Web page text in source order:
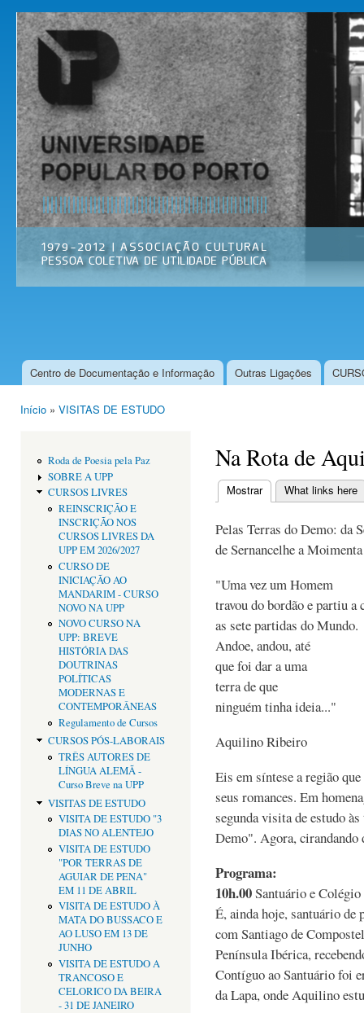
Universidade
Popular do
Porto
Associação
Cultural
Menu principal
Centro de Documentação e Informação Outras Ligações
Início » VISITAS DE ESTUDO
Roda de Poesia pela Paz
SOBRE A UPP
CURSOS LIVRES
REINSCRIÇÃO E
INSCRIÇÃO NOS
CURSOS LIVRES DA
UPP EM 2026/2027
CURSO DE
INICIAÇÃO AO
MANDARIM - CURSO
NOVO NA UPP
NOVO CURSO NA
UPP: BREVE
HISTÓRIA DAS
DOUTRINAS
POLÍTICAS
MODERNAS E
CONTEMPORÂNEAS
Regulamento de Cursos
CURSOS PÓS-LABORAIS
TRÊS AUTORES DE
LÍNGUA ALEMÃ -
Curso Breve na UPP
VISITAS DE ESTUDO
VISITA DE ESTUDO "3
DIAS NO ALENTEJO
VISITA DE ESTUDO
"POR TERRAS DE
AGUIAR DE PENA"
EM 11 DE ABRIL
VISITA DE ESTUDO À
MATA DO BUSSACO E
AO LUSO EM 13 DE
JUNHO
VISITA DE ESTUDO A
TRANCOSO E
CELORICO DA BEIRA
- 31 DE JANEIRO
Na Rota de
Separadores
Mostrar(separador ativo)
What links here
Pelas Terras do Demo: da
de Sernancelhe a
"Uma vez um Homem
travou do bordão e partiu a
as sete partidas do Mundo.
Andoe, andou, até
que foi dar a uma
terra de que
ninguém tinha ideia..."
Aquilino Ribeiro
Eis em síntese a região
seus romances. Em
segunda visita de estudo
Demo". Agora, cirandando
Programa:
10h.00Santuário e Colégio
É, ainda hoje, santuário de
com Santiago de
Península Ibérica,
Contíguo ao Santuário foi
da Lapa, onde Aquilino